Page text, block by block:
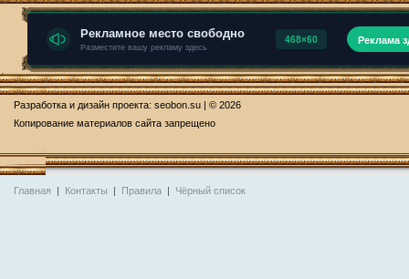
Разработка и дизайн проекта: seobon.su | © 2026
Копирование материалов сайта запрещено
Главная | Контакты | Правила | Чёрный список